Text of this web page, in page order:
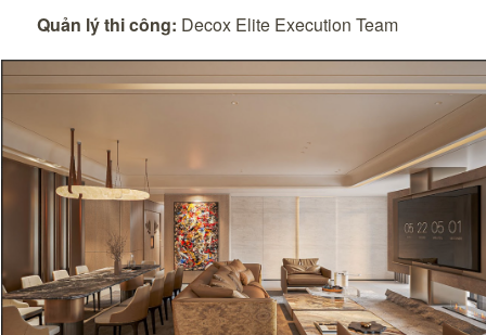
Quản lý thi công: Decox Elite Execution Team